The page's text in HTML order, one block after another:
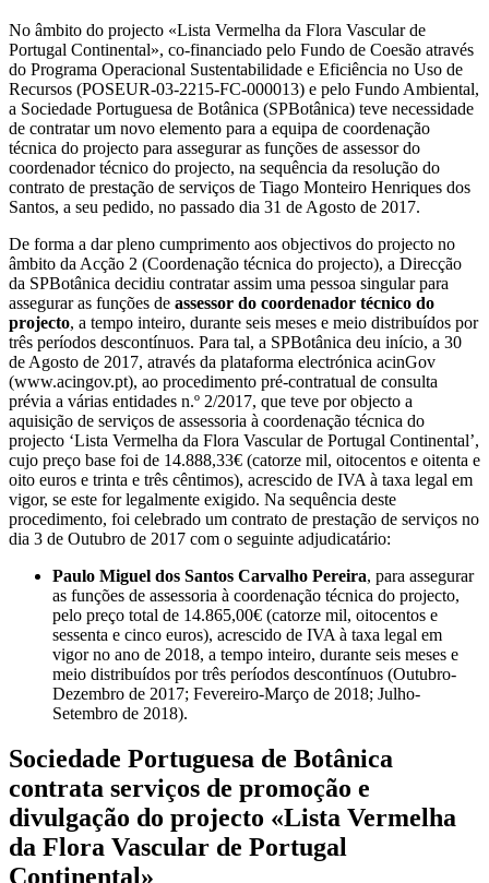
No âmbito do projecto «Lista Vermelha da Flora Vascular de
Portugal Continental», co-financiado pelo Fundo de Coesão através
do Programa Operacional Sustentabilidade e Eficiência no Uso de
Recursos (POSEUR-03-2215-FC-000013) e pelo Fundo Ambiental,
a Sociedade Portuguesa de Botânica (SPBotânica) teve necessidade
de contratar um novo elemento para a equipa de coordenação
técnica do projecto para assegurar as funções de assessor do
coordenador técnico do projecto, na sequência da resolução do
contrato de prestação de serviços de Tiago Monteiro Henriques dos
Santos, a seu pedido, no passado dia 31 de Agosto de 2017.
De forma a dar pleno cumprimento aos objectivos do projecto no
âmbito da Acção 2 (Coordenação técnica do projecto), a Direcção
da SPBotânica decidiu contratar assim uma pessoa singular para
assegurar as funções de assessor do coordenador técnico do
projecto, a tempo inteiro, durante seis meses e meio distribuídos por
três períodos descontínuos. Para tal, a SPBotânica deu início, a 30
de Agosto de 2017, através da plataforma electrónica acinGov
(www.acingov.pt), ao procedimento pré-contratual de consulta
prévia a várias entidades n.º 2/2017, que teve por objecto a
aquisição de serviços de assessoria à coordenação técnica do
projecto ‘Lista Vermelha da Flora Vascular de Portugal Continental’,
cujo preço base foi de 14.888,33€ (catorze mil, oitocentos e oitenta e
oito euros e trinta e três cêntimos), acrescido de IVA à taxa legal em
vigor, se este for legalmente exigido. Na sequência deste
procedimento, foi celebrado um contrato de prestação de serviços no
dia 3 de Outubro de 2017 com o seguinte adjudicatário:
Paulo Miguel dos Santos Carvalho Pereira, para assegurar
as funções de assessoria à coordenação técnica do projecto,
pelo preço total de 14.865,00€ (catorze mil, oitocentos e
sessenta e cinco euros), acrescido de IVA à taxa legal em
vigor no ano de 2018, a tempo inteiro, durante seis meses e
meio distribuídos por três períodos descontínuos (Outubro-
Dezembro de 2017; Fevereiro-Março de 2018; Julho-
Setembro de 2018).
Sociedade Portuguesa de Botânica
contrata serviços de promoção e
divulgação do projecto «Lista Vermelha
da Flora Vascular de Portugal
Continental»